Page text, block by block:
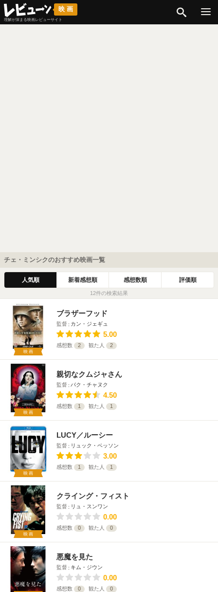
映画
理解が深まる映画レビューサイト
チェ・ミンシクのおすすめ映画一覧
人気順 新着感想順 感想数順 評価順
12件の検索結果
映画
ブラザーフッド
監督 カン・ジェギュ
5.00
感想数 2 観た人 2
映画
親切なクムジャさん
監督 パク・チャヌク
4.50
感想数 1 観た人 1
映画
LUCY／ルーシー
監督 リュック・ベッソン
3.00
感想数 1 観た人 1
映画
クライング・フィスト
監督 リュ・スンワン
0.00
感想数 0 観た人 0
悪魔を見た
監督 キム・ジウン
0.00
感想数 0 観た人 0